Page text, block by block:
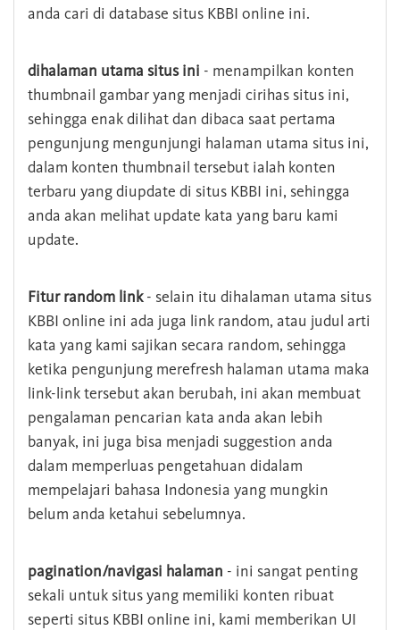
anda cari di database situs KBBI online ini.
dihalaman utama situs ini - menampilkan konten
thumbnail gambar yang menjadi cirihas situs ini,
sehingga enak dilihat dan dibaca saat pertama
pengunjung mengunjungi halaman utama situs ini,
dalam konten thumbnail tersebut ialah konten
terbaru yang diupdate di situs KBBI ini, sehingga
anda akan melihat update kata yang baru kami
update.
Fitur random link- selain itu dihalaman utama situs
KBBI online ini ada juga link random, atau judul arti
kata yang kami sajikan secara random, sehingga
ketika pengunjung merefresh halaman utama maka
link-link tersebut akan berubah, ini akan membuat
pengalaman pencarian kata anda akan lebih
banyak, ini juga bisa menjadi suggestion anda
dalam memperluas pengetahuan didalam
mempelajari bahasa Indonesia yang mungkin
belum anda ketahui sebelumnya.
pagination/navigasi halaman - ini sangat penting
sekali untuk situs yang memiliki konten ribuat
seperti situs KBBI online ini, kami memberikan UI